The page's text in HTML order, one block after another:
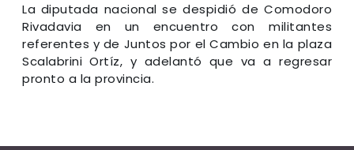
La diputada nacional se despidió de Comodoro
Rivadavia en un encuentro con militantes
referentes y de Juntos por el Cambio en la plaza
Scalabrini Ortíz, y adelantó que va a regresar
pronto a la provincia.